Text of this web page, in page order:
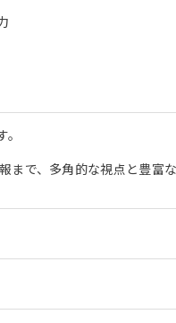
まで、多角的な視点と豊富